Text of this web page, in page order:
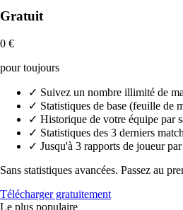
Gratuit
0 €
pour toujours
✓ Suivez un nombre illimité de
✓ Statistiques de base (feuille de
✓ Historique de votre équipe par
✓ Statistiques des 3 derniers
✓ Jusqu'à 3 rapports de joueur par
Sans statistiques avancées. Passez au
Télécharger gratuitement
Le plus populaire